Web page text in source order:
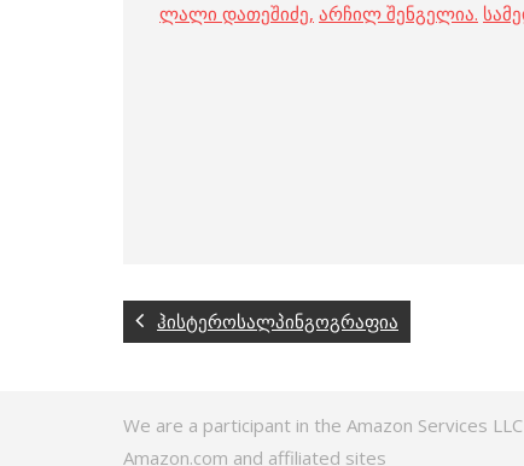
ლალი დათეშიძე, არჩილ შენგელია.
ჰისტეროსალპინგოგრაფია
We are a participant in the Amazon Services
Amazon.com and affiliated sites